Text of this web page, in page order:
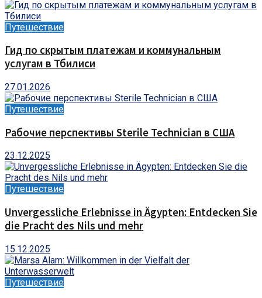
Путешествие
Гид по скрытым платежам и коммунальным
услугам в Тбилиси
27.01.2026
Путешествие
Рабочие перспективы Sterile Technician в США
23.12.2025
Путешествие
Unvergessliche Erlebnisse in Ägypten: Entdecken Sie
die Pracht des Nils und mehr
15.12.2025
Путешествие